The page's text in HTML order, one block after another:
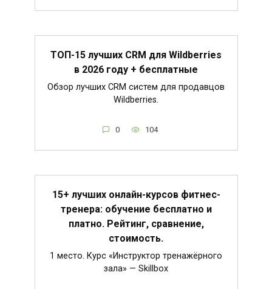
ТОП-15 лучших CRM для Wildberries
в 2026 году + бесплатные
Обзор лучших CRM систем для продавцов
Wildberries.
0 104
15+ лучших онлайн-курсов фитнес-
тренера: обучение бесплатно и
платно. Рейтинг, сравнение,
стоимость.
1 место. Курс «Инструктор тренажёрного
зала» — Skillbox